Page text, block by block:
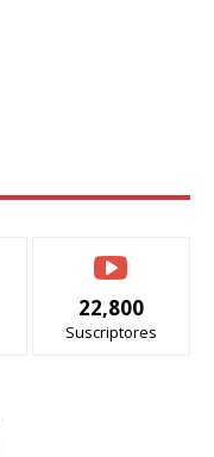
22,800
Suscriptores